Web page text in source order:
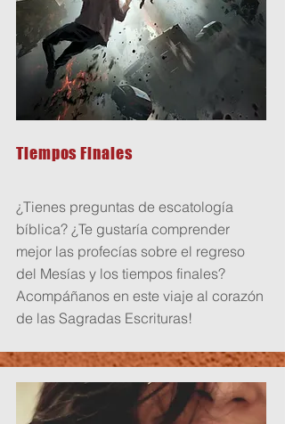
Tiempos Finales
¿Tienes preguntas de escatología
bíblica? ¿Te gustaría comprender
mejor las profecías sobre el regreso
del Mesías y los tiempos finales?
Acompáñanos en este viaje al corazón
de las Sagradas Escrituras!
Comienza aquí